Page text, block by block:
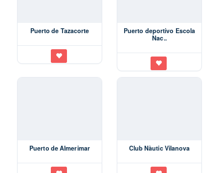
Puerto de Tazacorte
Puerto deportivo Escola
Nac..
Puerto de Almerimar Club Nàutic Vilanova